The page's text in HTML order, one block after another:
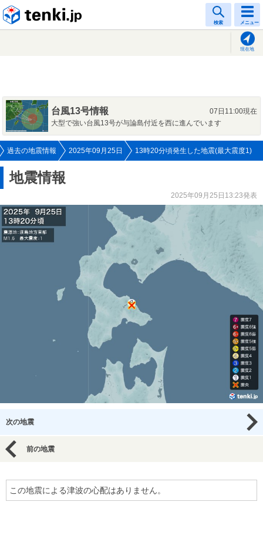
検索 メニュー
現在地
台風13号情報
07日11:00現在
大型で強い台風13号が与論島付近を西に進んでいます
過去の地震情報 2025年09月25日 13時20分頃発生した地震(最大震度1)
地震情報
2025年09月25日13:23発表
次の地震
前の地震
この地震による津波の心配はありません。